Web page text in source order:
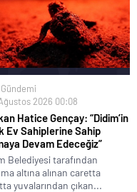
2026 00:08
Hatice Gençay: “Didim’in
Ev Sahiplerine Sahip
Devam Edeceğiz”
Belediyesi tarafından
altına alınan caretta
yuvalarından çıkan...